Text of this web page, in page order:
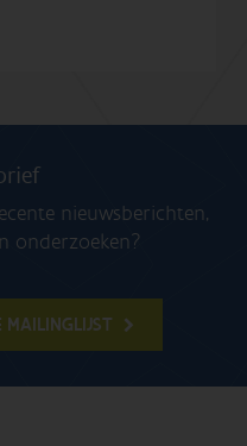
nieuwsberichten,
onderzoeken?